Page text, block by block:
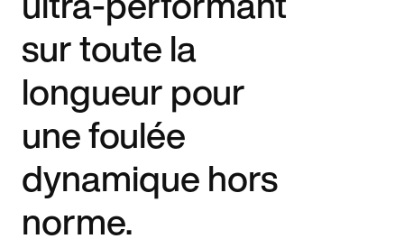
sur toute la
longueur pour
une foulée
dynamique hors
norme.